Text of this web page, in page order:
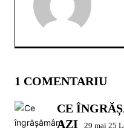
1 COMENTARIU
CE
AZI
29 mai 25